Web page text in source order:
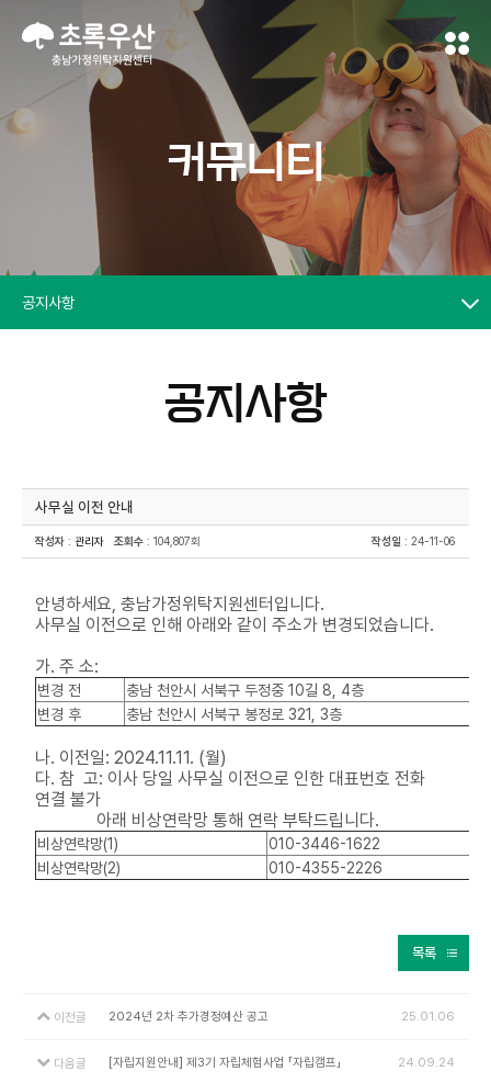
커뮤니티
공지사항
공지사항
사무실 이전 안내
작성자 : 관리자 조회수 : 104,807회 작성일 : 24-11-06
안녕하세요, 충남가정위탁지원센터입니다.
사무실 이전으로 인해 아래와 같이 주소가 변경되었습니다.
가. 주 소:
변경 전
충남 천안시 서북구 두정중 10길 8, 4층
변경 후
충남 천안시 서북구 봉정로 321, 3층
나. 이전일: 2024.11.11. (월)
다. 참 고: 이사 당일 사무실 이전으로 인한 대표번호 전화
연결 불가
아래 비상연락망 통해 연락 부탁드립니다.
비상연락망(1)
010-3446-1622
비상연락망(2)
010-4355-2226
목록
이전글 2024년 2차 추가경정예산 공고 25.01.06
다음글 [자립지원안내] 제3기 자립체험사업 「자립캠프」 24.09.24